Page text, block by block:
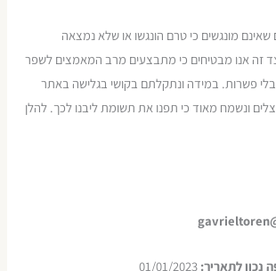
שאינם מונגשים כי טרם הונגשו או שלא נמצאה
זה אנו מבטיחים כי מתבצעים מרב המאמצים לשפר
פשרות. במידה ונתקלתם בקושי בגלישה באתר
ונשמח מאוד כי תפנו את תשומת ליבנו לכך. להלן
נכון לתאריך:01/01/2023